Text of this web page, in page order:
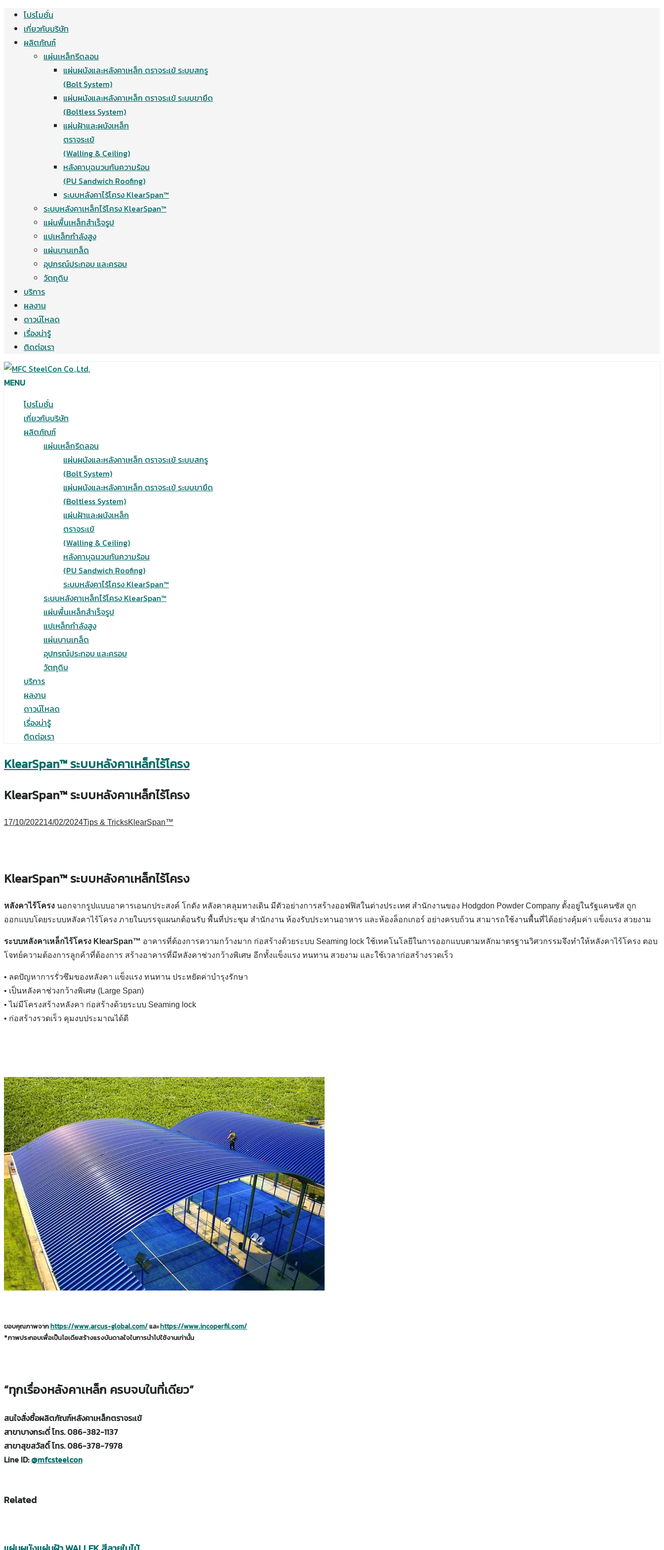
Skip
content
โปรโมชั่น
เกี่ยวกับบริษัท
ผลิตภัณฑ์
แผ่นเหล็กรีดลอน
แผ่นผนังและหลังคาเหล็ก ตราจระเข้ ระบบสกรู
(Bolt System)
แผ่นผนังและหลังคาเหล็ก ตราจระเข้ ระบบขายึด
(Boltless System)
แผ่นฝ้าและผนังเหล็ก
ตราจระเข้
(Walling & Ceiling)
หลังคาบุฉนวนกันความร้อน
(PU Sandwich Roofing)
ระบบหลังคาไร้โครง KlearSpan™
ระบบหลังคาเหล็กไร้โครง KlearSpan™
แผ่นพื้นเหล็กสำเร็จรูป
แปเหล็กกำลังสูง
แผ่นบานเกล็ด
อุปกรณ์ประกอบ และครอบ
วัตถุดิบ
บริการ
ผลงาน
ดาวน์โหลด
เรื่องน่ารู้
ติดต่อเรา
MENU
โปรโมชั่น
เกี่ยวกับบริษัท
ผลิตภัณฑ์
แผ่นเหล็กรีดลอน
แผ่นผนังและหลังคาเหล็ก ตราจระเข้ ระบบสกรู
(Bolt System)
แผ่นผนังและหลังคาเหล็ก ตราจระเข้ ระบบขายึด
(Boltless System)
แผ่นฝ้าและผนังเหล็ก
ตราจระเข้
(Walling & Ceiling)
หลังคาบุฉนวนกันความร้อน
(PU Sandwich Roofing)
ระบบหลังคาไร้โครง KlearSpan™
ระบบหลังคาเหล็กไร้โครง KlearSpan™
แผ่นพื้นเหล็กสำเร็จรูป
แปเหล็กกำลังสูง
แผ่นบานเกล็ด
อุปกรณ์ประกอบ และครอบ
วัตถุดิบ
บริการ
ผลงาน
ดาวน์โหลด
เรื่องน่ารู้
ติดต่อเรา
KlearSpan™ ระบบหลังคาเหล็กไร้โครง
KlearSpan™ ระบบหลังคาเหล็กไร้โครง
17/10/202214/02/2024Tips & TricksKlearSpan™
KlearSpan™ ระบบหลังคาเหล็กไร้โครง
ระบบหลังคาเหล็กไร้โครง KlearSpan™อาคารที่ต้องการความกว้างมาก ก่อสร้างด้วยระบบ Seaming lock ใช้เทคโนโลยีในการออกแบบตามหลักมาตรฐานวิศวกรรมจึงทำให้หลังคาไร้โครง ตอบ
• เป็นหลังคาช่วงกว้างพิเศษ (Large Span)
• ไม่มีโครงสร้างหลังคา ก่อสร้างด้วยระบบ Seaming lock